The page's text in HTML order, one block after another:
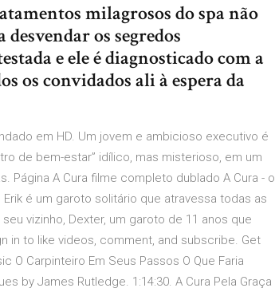
milagrosos do spa não
desvendar os segredos
e ele é diagnosticado com a
os convidados ali à espera da
em HD. Um jovem e ambicioso executivo é
de bem-estar” idílico, mas misterioso, em um
Página A Cura filme completo dublado A Cura - o
é um garoto solitário que atravessa todas as
vizinho, Dexter, um garoto de 11 anos que
in to like videos, comment, and subscribe. Get
O Carpinteiro Em Seus Passos O Que Faria
by James Rutledge. 1:14:30. A Cura Pela Graça